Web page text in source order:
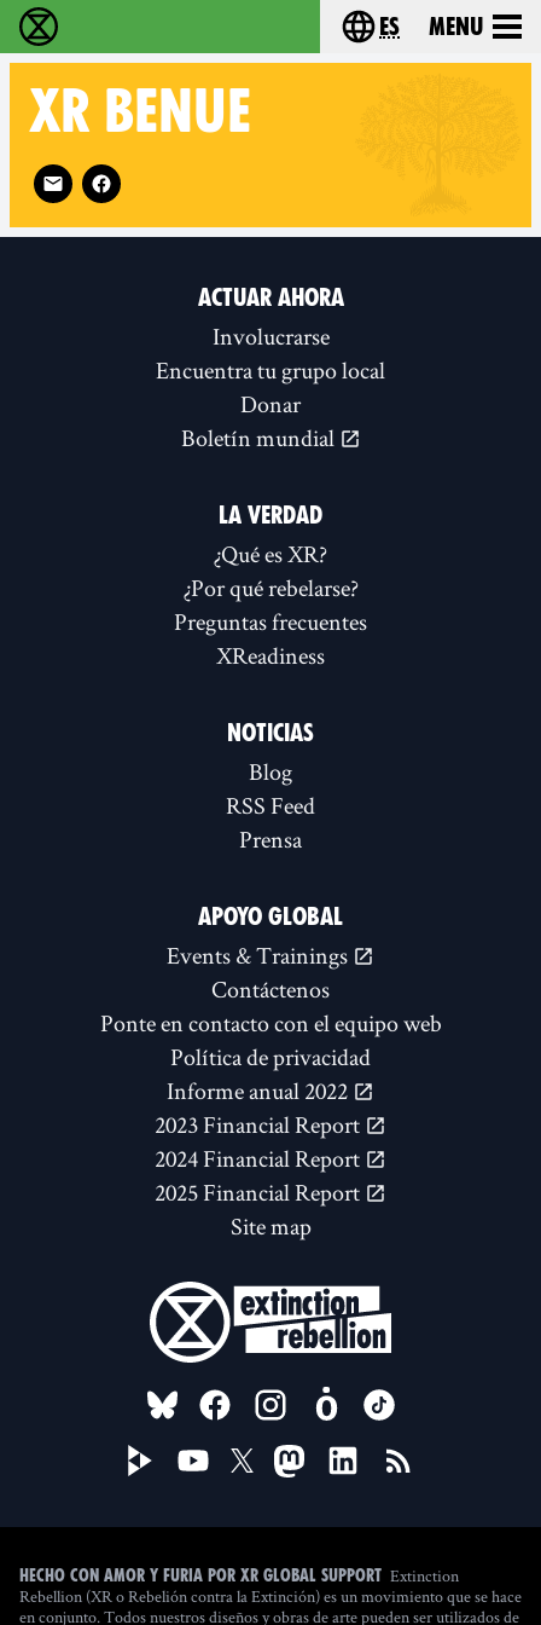
extinction rebellion - Home Choose your
es Menu
XR BENUE
Follow XR Benue on
ACTUAR AHORA
Involucrarse
Encuentra tu grupo local
Donar
Boletín mundial
LA VERDAD
¿Qué es XR?
¿Por qué rebelarse?
Preguntas frecuentes
XReadiness
NOTICIAS
Blog
RSS Feed
Prensa
APOYO GLOBAL
Events & Trainings
Contáctenos
Ponte en contacto con el equipo web
Política de privacidad
Informe anual 2022
2023 Financial Report
2024 Financial Report
2025 Financial Report
Site map
FOLLOW US ON
Hecho con amor y furia por XR Global Support Extinction
Rebellion (XR o Rebelión contra la Extinción) es un movimiento que se hace
en conjunto. Todos nuestros diseños y obras de arte pueden ser utilizados de